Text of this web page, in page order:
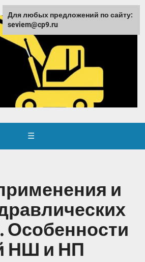
☰
и
Особенности
НШ и НП
Для любых предложений по сайту:
seviem@cp9.ru